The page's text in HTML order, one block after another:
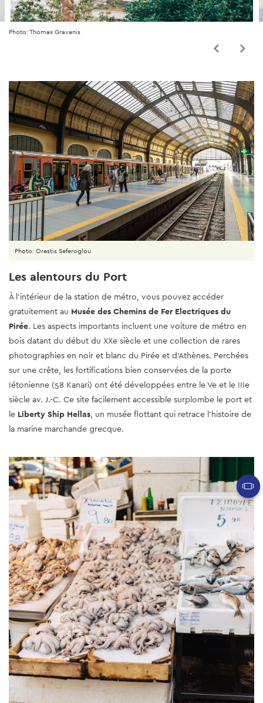
Photo: Thomas Gravanis
Les alentours du Port
À l’intérieur de la station de métro, vous pouvez accéder
gratuitement au Musée des Chemins de Fer Electriques du
Pirée. Les aspects importants incluent une voiture de métro en
bois datant du début du XXe siècle et une collection de rares
photographies en noir et blanc du Pirée et d’Athènes. Perchées
sur une crête, les fortifications bien conservées de la porte
Iétonienne (58 Kanari) ont été développées entre le Ve et le IIIe
siècle av. J.-C. Ce site facilement accessible surplombe le port et
le Liberty Ship Hellas , un musée flottant qui retrace l’histoire de
la marine marchande grecque.
Photo: Orestis Seferoglou